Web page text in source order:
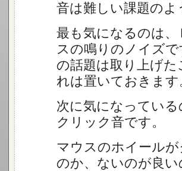
音は難しい課題の
最も気になるのは
スの鳴りのノイズ
の話題は取り上げ
れは置いておきます
次に気になってい
クリック音です。
マウスのホイール
のか、ないのが良